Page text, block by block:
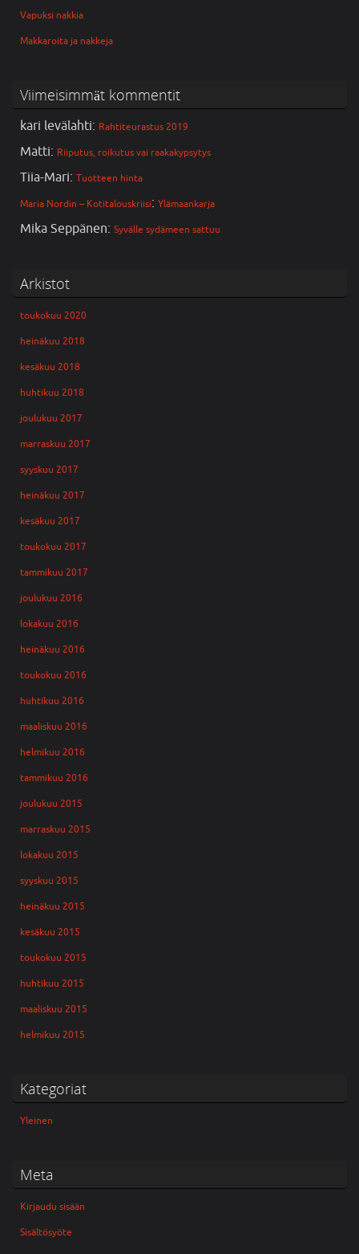
Vapuksi nakkia
Makkaroita ja nakkeja
Viimeisimmät kommentit
kari levälahti: Rahtiteurastus 2019
Matti: Riiputus, roikutus vai raakakypsytys
Tiia-Mari: Tuotteen hinta
Maria Nordin – Kotitalouskriisi: Ylämaankarja
Mika Seppänen: Syvälle sydämeen sattuu
Arkistot
toukokuu 2020
heinäkuu 2018
kesäkuu 2018
huhtikuu 2018
joulukuu 2017
marraskuu 2017
syyskuu 2017
heinäkuu 2017
kesäkuu 2017
toukokuu 2017
tammikuu 2017
joulukuu 2016
lokakuu 2016
heinäkuu 2016
toukokuu 2016
huhtikuu 2016
maaliskuu 2016
helmikuu 2016
tammikuu 2016
joulukuu 2015
marraskuu 2015
lokakuu 2015
syyskuu 2015
heinäkuu 2015
kesäkuu 2015
toukokuu 2015
huhtikuu 2015
maaliskuu 2015
helmikuu 2015
Kategoriat
Yleinen
Meta
Kirjaudu sisään
Sisältösyöte